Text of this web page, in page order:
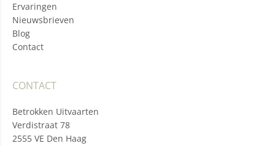
Ervaringen
Nieuwsbrieven
Blog
Contact
CONTACT
Betrokken Uitvaarten
Verdistraat 78
2555 VE Den Haag